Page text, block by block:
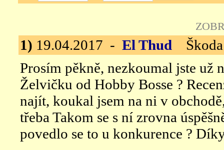
1) 19.04.2017 - El Thud Škoda
Prosím pěkně, nezkoumal jste už
Želvičku od Hobby Bosse ?
najít, koukal jsem na ni v
třeba Takom se s ní zrovna
povedlo se to u konkurence ?